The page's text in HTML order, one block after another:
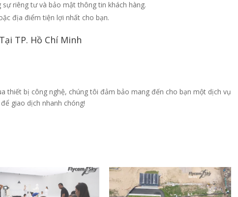
riêng tư và bảo mật thông tin khách hàng.
địa điểm tiện lợi nhất cho bạn.
TP. Hồ Chí Minh
thiết bị công nghệ, chúng tôi đảm bảo mang đến cho bạn một dịch vụ
giao dịch nhanh chóng!